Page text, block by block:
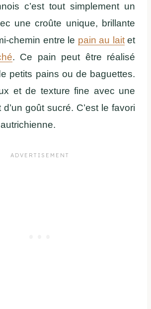
c’est tout simplement un
une croûte unique, brillante
chemin entre le pain au laitet
. Ce pain peut être réalisé
petits pains ou de baguettes.
et de texture fine avec une
goût sucré. C’est le favori